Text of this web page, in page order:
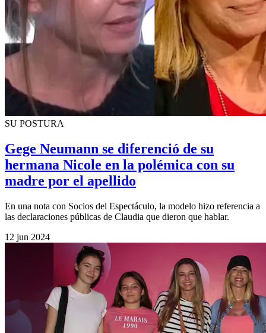
SU POSTURA
Gege Neumann se diferenció de su
hermana Nicole en la polémica con su
madre por el apellido
En una nota con Socios del Espectáculo, la modelo hizo referencia a
las declaraciones públicas de Claudia que dieron que hablar.
12 jun 2024